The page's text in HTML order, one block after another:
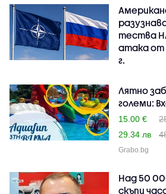
тества
атака от
г.
Лятно
големи:
15.00 €
29.34 лв
Grabo.bg
Над 50
скъпи